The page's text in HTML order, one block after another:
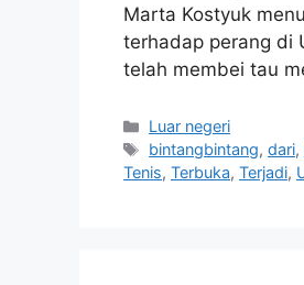
Marta Kostyuk
terhadap perang di
telah membei tau
Kategori
Luar negeri
Tag
bintangbintang,dari,
Tenis, Terbuka, Terjadi,